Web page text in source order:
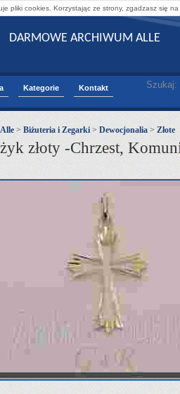
pliki cookies. Korzystając ze strony, zgadzasz się
DARMOWE ARCHIWUM ALLE
Kategorie Kontakt Szukaj:
> Biżuteria i Zegarki > Dewocjonalia > Złote
złoty -Chrzest,